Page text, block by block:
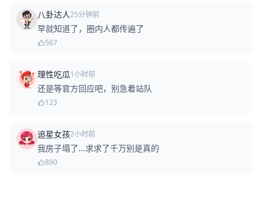
八卦达人25分钟前
早就知道了，圈内人都传遍了
567
理性吃瓜1小时前
还是等官方回应吧，别急着站队
123
追星女孩2小时前
我房子塌了...求求了千万别是真的
890